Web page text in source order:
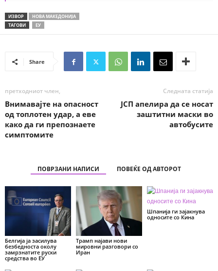
ИЗВОР
НОВА МАКЕДОНИЈА
ТАГОВИ
ЕУ
Share
претходниот член,
Внимавајте на опасност
од топлотен удар, а еве
како да ги препознаете
симптомите
Следната статија
ЈСП апелира да се носат
заштитни маски во
автобусите
ПОВРЗАНИ НАПИСИ ПОВЕЌЕ ОД АВТОРОТ
Белгија ја засилува
безбедноста околу
замрзнатите руски
средства во ЕУ
Трамп најави нови
мировни разговори со
Иран
Шпанија ги зајакнува
односите со Кина